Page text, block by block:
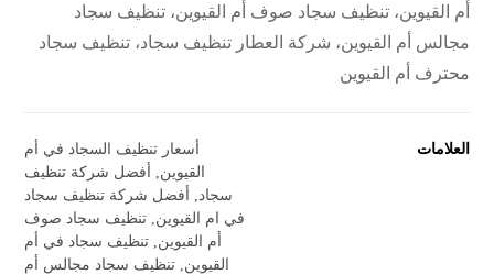
أم القيوين، تنظيف سجاد صوف أم القيوين، تنظيف سجاد
مجالس أم القيوين، شركة العطار تنظيف سجاد، تنظيف سجاد
محترف أم القيوين
العلامات
أسعار تنظيف السجاد في أم
القيوين
أفضل شركة تنظيف
سجاد
أفضل شركة تنظيف سجاد
في ام القيوين تنظيف سجاد صوف
أم القيوين تنظيف سجاد في أم
القيوين تنظيف سجاد مجالس أم